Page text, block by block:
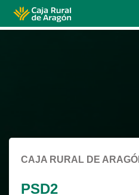
CAJA RURAL DE
PSD2